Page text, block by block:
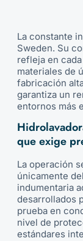
La constante
Sweden. Su
refleja en
materiales de
fabricación
garantiza un
entornos más
que exige
La operación
únicamente
indumentaria
desarrollados
prueba en
nivel de
estándares